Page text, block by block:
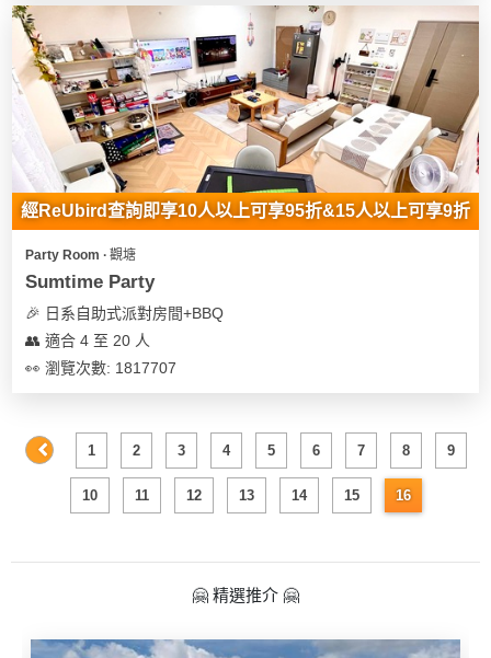
經ReUbird查詢即享10人以上可享95折&15人以上可享9折
Party Room ∙ 觀塘
Sumtime Party
🎉 日系自助式派對房間+BBQ
👥 適合 4 至 20 人
👀 瀏覽次數: 1817707
1 2 3 4 5 6 7 8 9
10 11 12 13 14 15 16
🤗 精選推介 🤗